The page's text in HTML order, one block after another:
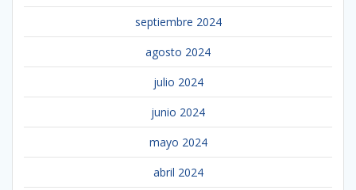
septiembre 2024
agosto 2024
julio 2024
junio 2024
mayo 2024
abril 2024